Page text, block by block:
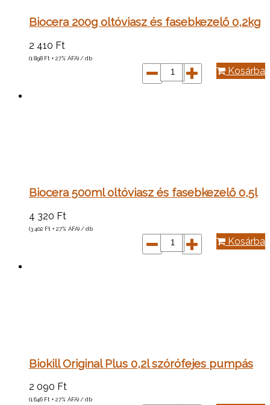
Biocera 200g oltóviasz és fasebkezelő 0,2kg
2 410 Ft
(1 898 Ft + 27% ÁFA) / db
Kosárba
Biocera 500ml oltóviasz és fasebkezelő 0,5l
4 320 Ft
(3 402 Ft + 27% ÁFA) / db
Kosárba
Biokill Original Plus 0,2l szórófejes pumpás
2 090 Ft
(1 646 Ft + 27% ÁFA) / db